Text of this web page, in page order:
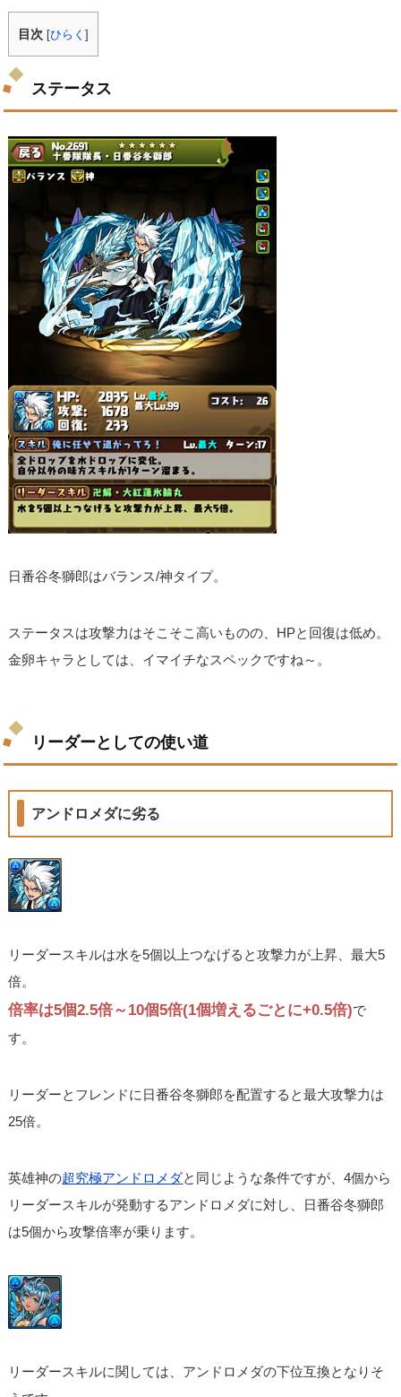
目次 [ひらく]
ステータス
日番谷冬獅郎はバランス/神タイプ。
ステータスは攻撃力はそこそこ高いものの、HPと回復は低め。
金卵キャラとしては、イマイチなスペックですね～。
リーダーとしての使い道
アンドロメダに劣る
リーダースキルは水を5個以上つなげると攻撃力が上昇、最大5
倍。
倍率は5個2.5倍～10個5倍(1個増えるごとに+0.5倍)で
す。
リーダーとフレンドに日番谷冬獅郎を配置すると最大攻撃力は
25倍。
英雄神の超究極アンドロメダと同じような条件ですが、4個から
リーダースキルが発動するアンドロメダに対し、日番谷冬獅郎
は5個から攻撃倍率が乗ります。
リーダースキルに関しては、アンドロメダの下位互換となりそ